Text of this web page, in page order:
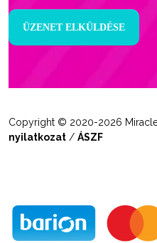
Copyright © 2020-2026
nyilatkozat / ÁSZF